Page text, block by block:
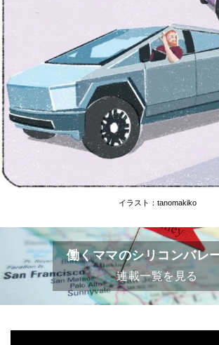
イラスト：tanomakiko
働くママのシリコンバレ
連載一覧を見る